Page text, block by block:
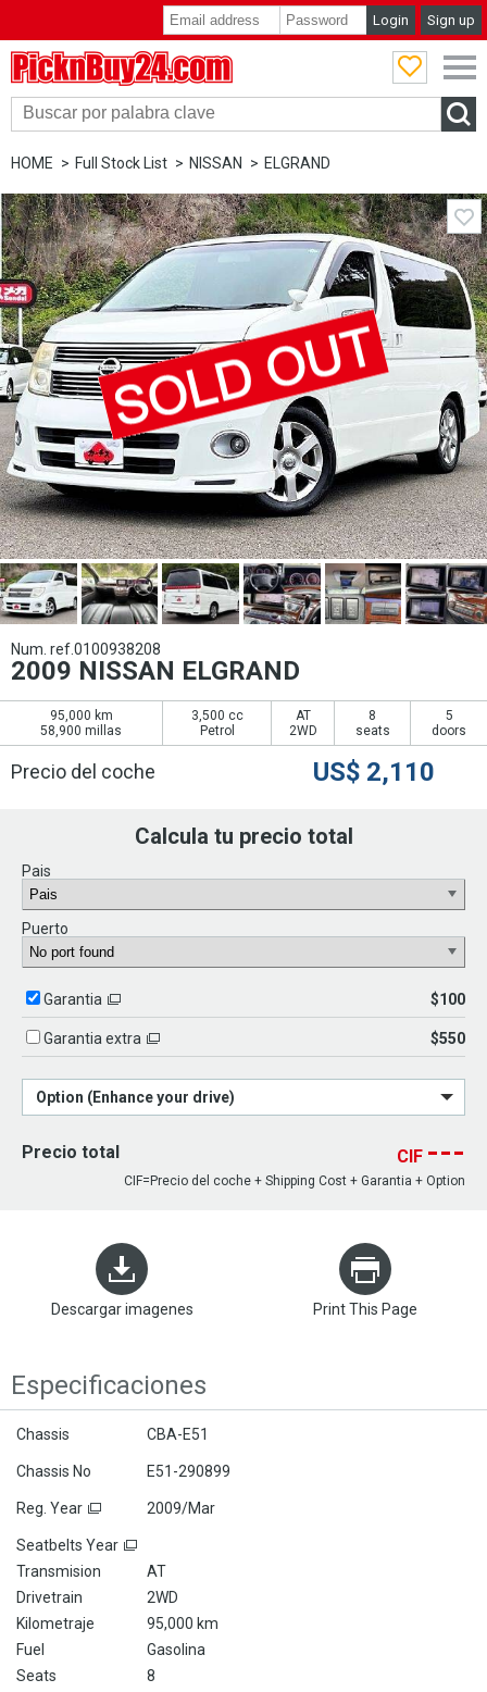
Login Sign up
HOME Full Stock List NISSAN ELGRAND
Num. ref.0100938208
2009 NISSAN ELGRAND
95,000 km
58,900 millas
3,500 cc
Petrol
AT
2WD
8
seats
5
doors
Precio del coche US$ 2,110
Calcula tu precio total
Pais
Puerto
Garantia $100
Garantia extra $550
Option (Enhance your drive)
Precio total CIF ---
CIF=Precio del coche + Shipping Cost + Garantia + Option
Descargar imagenes Print This Page
Especificaciones
Chassis CBA-E51
Chassis No E51-290899
Reg. Year 2009/Mar
Seatbelts Year
Transmision
AT
Drivetrain
2WD
Kilometraje
95,000 km
Fuel
Gasolina
Seats
8